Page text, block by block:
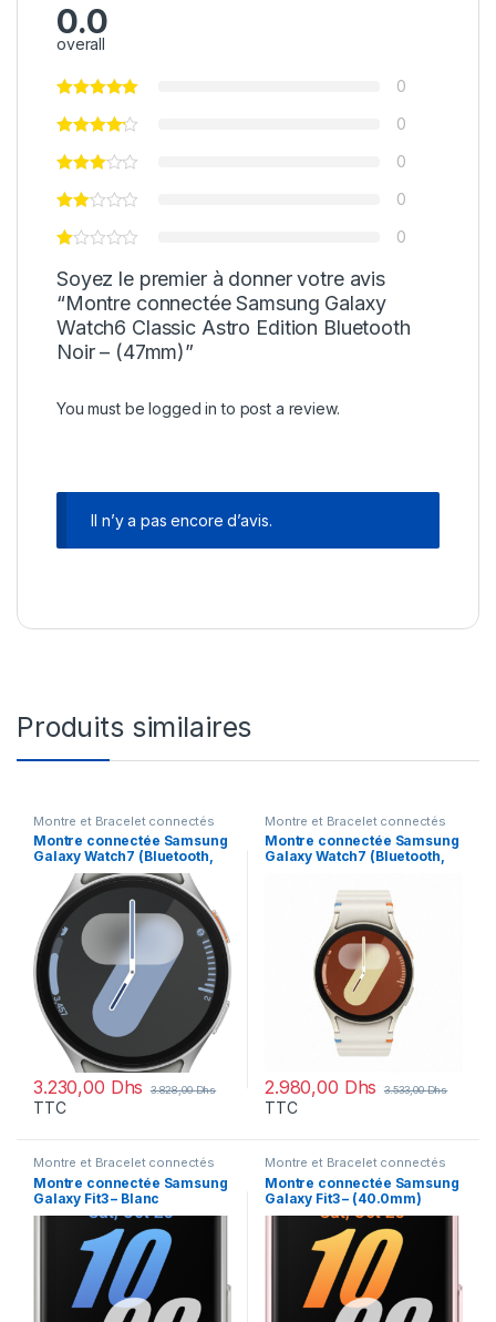
0.0
overall
0
0
0
0
0
Soyez le premier à donner votre avis
“Montre connectée Samsung Galaxy
Watch6 Classic Astro Edition Bluetooth
Noir – (47mm)”
You must belogged in to post a review.
Il n’y a pas encore d’avis.
Produits similaires
Montre et Bracelet connectés
Montre connectée Samsung
Galaxy Watch7 (Bluetooth,
44mm)
3.230,00 Dhs 3.828,00Dhs
TTC
Montre et Bracelet connectés
Montre connectée Samsung
Galaxy Watch7 (Bluetooth,
2.980,00 Dhs 3.533,00Dhs
TTC
Montre et Bracelet connectés
Montre connectée Samsung
Galaxy Fit3 – Blanc
(40.0mm)
Montre et Bracelet connectés
Montre connectée Samsung
Galaxy Fit3 – (40.0mm)